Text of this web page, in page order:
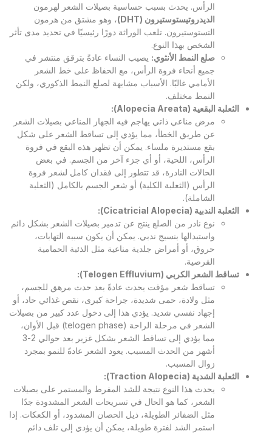
الرأس. يحدث بسبب حساسية بصيلات الشعر لهرمون
الديدروتيستوستيرون (DHT)
، وهو مشتق من هرمون
التستوستيرون. تلعب الوراثة دورًا رئيسيًا في تحديد مدى تأثر
الشخص بهذا النوع.
صلع النمط الأنثوي: يصيب النساء عادةً بترقق منتشر في
جميع أنحاء فروة الرأس، مع الحفاظ على خط الشعر
الأمامي غالبًا. الأسباب مشابهة لصلع النمط الذكوري، ولكن
النمط مختلف.
الثعلبة البقعية (Alopecia Areata):
مرض مناعي ذاتي يهاجم فيه الجهاز المناعي بصيلات الشعر
عن طريق الخطأ، مما يؤدي إلى تساقط الشعر على شكل
بقع مستديرة ملساء. يمكن أن تظهر هذه البقع في فروة
الرأس، اللحية، أو أي جزء آخر من الجسم. في بعض
الحالات النادرة، قد تتطور إلى فقدان كامل لشعر فروة
الرأس (الثعلبة الكلية) أو شعر الجسم بالكامل (الثعلبة
الشاملة).
الثعلبة الندبية (Cicatricial Alopecia):
نوع نادر من الصلع ينتج عن تدمير بصيلات الشعر بشكل دائم
واستبدالها بنسيج ندبي. يمكن أن يكون سببه التهابات،
حروق، أو أمراض جلدية مناعية مثل الذئبة الحمامية
القرصية.
تساقط الشعر الكربي (Telogen Effluvium):
تساقط شعر مؤقت يحدث عادةً بعد حدث مرهق للجسم،
مثل ولادة، حمى شديدة، جراحة كبرى، نقص غذائي حاد، أو
إجهاد نفسي شديد. يؤدي هذا إلى دخول عدد كبير من بصيلات
الشعر في مرحلة الراحة (telogen phase) قبل الأوان،
مما يؤدي إلى تساقط الشعر بشكل غزير بعد حوالي 2-3
أشهر من الحدث المسبب. يعود الشعر عادةً للنمو بمجرد
زوال المسبب.
الثعلبة الشدية (Traction Alopecia):
يحدث هذا النوع نتيجة للشد المفرط والمستمر على بصيلات
الشعر، كما هو الحال في تسريحات الشعر المشدودة جدًا
مثل الضفائر الطويلة، ذيل الحصان المشدود، أو الكعكات. إذا
استمر الشد لفترة طويلة، يمكن أن يؤدي إلى تلف دائم